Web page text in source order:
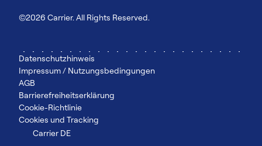
©2026 Carrier. All Rights Reserved.
Datenschutzhinweis
Impressum / Nutzungsbedingungen
AGB
Barrierefreiheitserklärung
Cookie-Richtlinie
Cookies und Tracking
Carrier DE